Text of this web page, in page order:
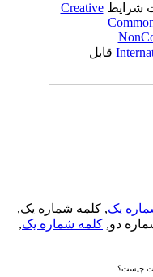
شرایطCreative
قابل
یک, کلمه شماره یک,
دو,کلمه شماره یک,
چیست؟